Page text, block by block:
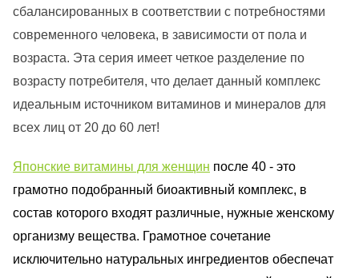
сбалансированных в соответствии с потребностями
современного человека, в зависимости от пола и
возраста. Эта серия имеет четкое разделение по
возрасту потребителя, что делает данный комплекс
идеальным источником витаминов и минералов для
всех лиц от 20 до 60 лет!
Японские витамины для женщин после 40 - это
грамотно подобранный биоактивный комплекс, в
состав которого входят различные, нужные женскому
организму вещества. Грамотное сочетание
исключительно натуральных ингредиентов обеспечат